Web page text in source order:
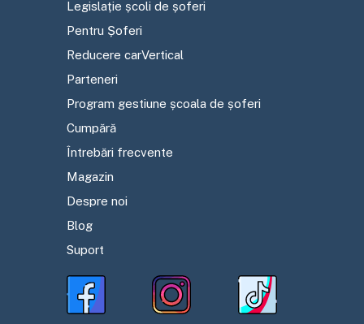
Legislație școli de șoferi
Pentru Șoferi
Reducere carVertical
Parteneri
Program gestiune școala de șoferi
Cumpără
Întrebări frecvente
Magazin
Despre noi
Blog
Suport